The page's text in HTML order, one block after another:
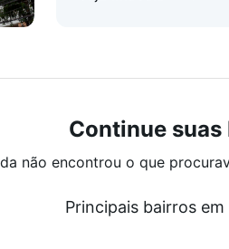
Continue suas
não encontrou o que
Principais bairros